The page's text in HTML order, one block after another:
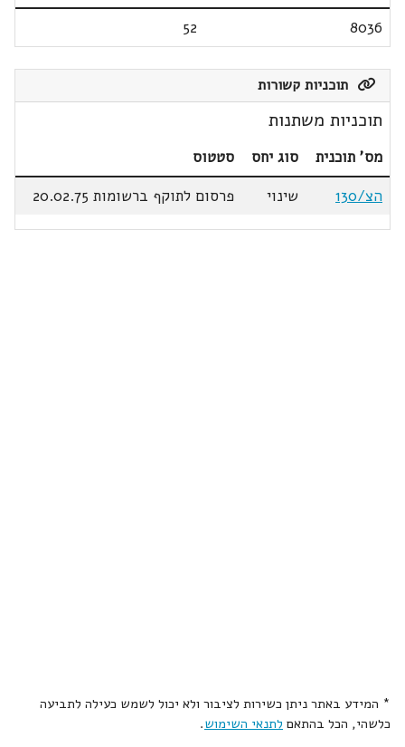
8036
52
תוכניות קשורות
תוכניות משתנות
מס' תוכנית סוג יחס
סטטוס
הצ/130
שינוי פרסום לתוקף ברשומות 20.02.75
* המידע באתר ניתן כשירות לציבור ולא יכול לשמש כעילה לתביעה
כלשהי, הכל בהתאם לתנאי השימוש.